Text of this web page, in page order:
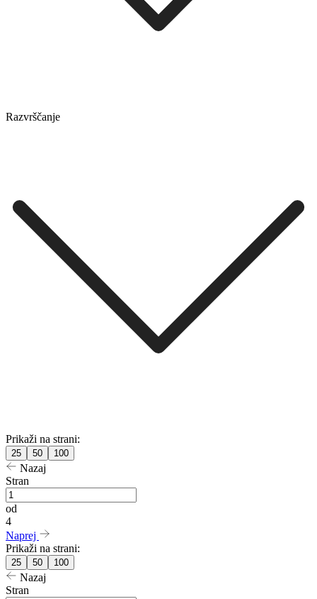
Razvrščanje
Prikaži na strani:
25 50 100
Nazaj
Stran
od
4
Naprej
Prikaži na strani:
25 50 100
Nazaj
Stran